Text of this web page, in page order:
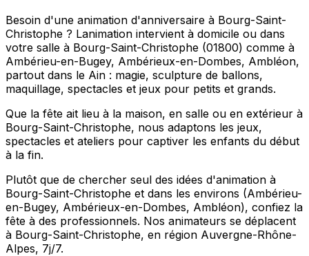
Besoin d'une animation d'anniversaire à Bourg-Saint-
Christophe ? Lanimation intervient à domicile ou dans
votre salle à Bourg-Saint-Christophe (01800) comme à
Ambérieu-en-Bugey, Ambérieux-en-Dombes, Ambléon,
partout dans le Ain : magie, sculpture de ballons,
maquillage, spectacles et jeux pour petits et grands.
Que la fête ait lieu à la maison, en salle ou en extérieur à
Bourg-Saint-Christophe, nous adaptons les jeux,
spectacles et ateliers pour captiver les enfants du début
à la fin.
Plutôt que de chercher seul des idées d'animation à
Bourg-Saint-Christophe et dans les environs (Ambérieu-
en-Bugey, Ambérieux-en-Dombes, Ambléon), confiez la
fête à des professionnels. Nos animateurs se déplacent
à Bourg-Saint-Christophe, en région Auvergne-Rhône-
Alpes, 7j/7.